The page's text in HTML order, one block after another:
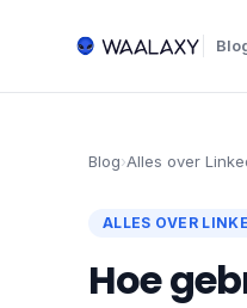
Blog›Alles over
ALLES OVER
Hoe